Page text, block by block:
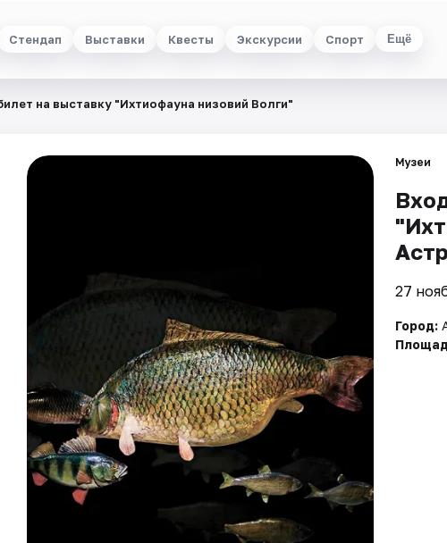
Стендап Выставки Квесты Экскурсии Спорт Ещё
на выставку "Ихтиофауна низовий Волги"
Музеи
27
Город: